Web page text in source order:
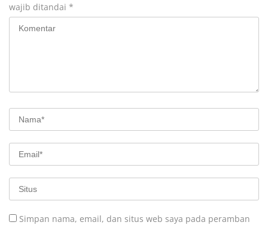
wajib ditandai *
Simpan nama, email, dan situs web saya pada peramban